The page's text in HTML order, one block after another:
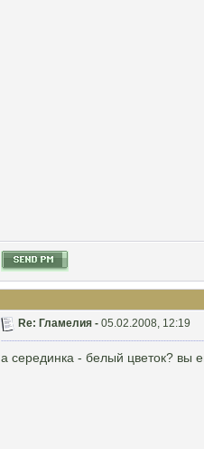
Re: Гламелия - 05.02.2008, 12:19
а серединка - белый цветок? вы